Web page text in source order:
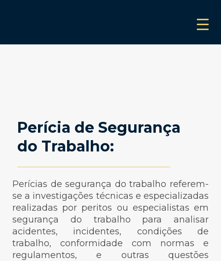
Perícia de Segurança
do Trabalho:
Perícias de segurança do trabalho referem-
se a investigações técnicas e especializadas
realizadas por peritos ou especialistas em
segurança do trabalho para analisar
acidentes, incidentes, condições de
trabalho, conformidade com normas e
regulamentos, e outras questões